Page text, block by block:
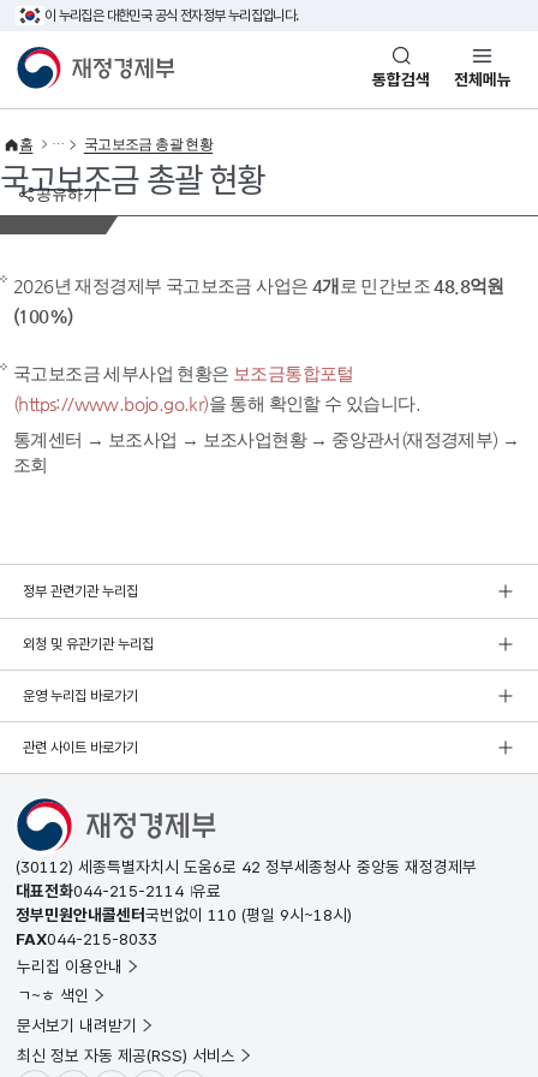
이 누리집은 대한민국 공식 전자정부 누리집입니다.
재정경제부(www.mofe.go.kr)통합검색 전체메뉴
공유하기
홈 국고보조금 총괄 현황
국고보조금 총괄 현황
2026년 재정경제부 국고보조금 사업은 4개 로 민간보조48.8억원
(100%)
국고보조금 세부사업 현황은 보조금통합포털
(https://www.bojo.go.kr)을 통해 확인할 수 있습니다.
통계센터 → 보조사업 → 보조사업현황 → 중앙관서(재정경제부) →
조회
정부 관련기관 누리집
외청 및 유관기관 누리집
운영 누리집 바로가기
관련 사이트 바로가기
(30112) 세종특별자치시 도움6로 42 정부세종청사 중앙동 재정경제부
대표전화044-215-2114 유료
정부민원안내콜센터국번없이 110 (평일 9시~18시)
FAX044-215-8033
누리집 이용안내
ㄱ~ㅎ 색인
문서보기 내려받기
최신 정보 자동 제공(RSS) 서비스